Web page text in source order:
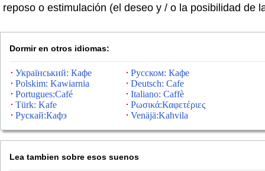
reposo o estimulación (el deseo y / o la posibilidad de
Dormir en otros idiomas:
Український: Кафе
Русском: Кафе
Polskim: Kawiarnia
Deutsch: Cafe
Portugues:Café
Italiano: Caffè
Türk: Kafe
Ρωσικά:Καφετέριες
Рускай:Кафэ
Venäjä:Kahvila
Lea tambien sobre esos suenos